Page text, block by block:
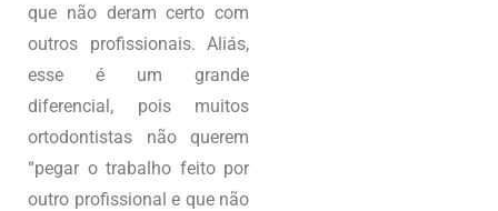
que não deram certo com
outros profissionais. Aliás,
esse é um grande
diferencial, pois muitos
ortodontistas não querem
“pegar o trabalho feito por
outro profissional e que não